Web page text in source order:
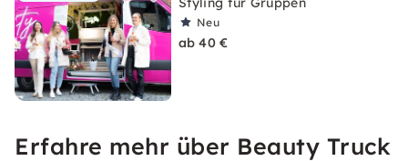
Neu
ab 40 €
Erfahre mehr über Beauty Truck